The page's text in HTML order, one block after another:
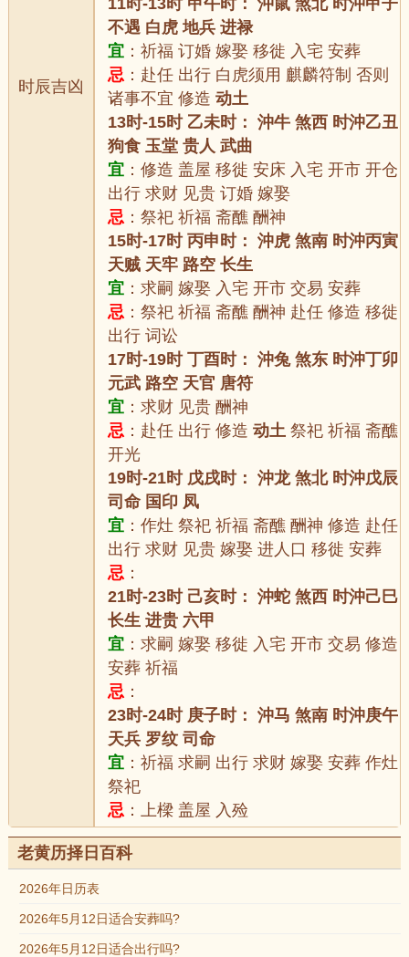
时辰吉凶
11时-13时 甲午时： 沖鼠 煞北 时沖甲子
不遇 白虎 地兵 进禄
宜 ：祈福 订婚 嫁娶 移徙 入宅 安葬
忌 ：赴任 出行 白虎须用 麒麟符制 否则
诸事不宜 修造动土
13时-15时 乙未时： 沖牛 煞西 时沖乙丑
狗食 玉堂 贵人 武曲
宜 ：修造 盖屋 移徙 安床 入宅 开市 开仓
出行 求财 见贵 订婚 嫁娶
忌 ：祭祀 祈福 斋醮 酬神
15时-17时 丙申时： 沖虎 煞南 时沖丙寅
天贼 天牢 路空 长生
宜 ：求嗣 嫁娶 入宅 开市 交易 安葬
忌 ：祭祀 祈福 斋醮 酬神 赴任 修造 移徙
出行 词讼
17时-19时 丁酉时： 沖兔 煞东 时沖丁卯
元武 路空 天官 唐符
宜 ：求财 见贵 酬神
忌 ：赴任 出行 修造动土 祭祀 祈福 斋醮
开光
19时-21时 戊戌时： 沖龙 煞北 时沖戊辰
司命 国印 凤
宜 ：作灶 祭祀 祈福 斋醮 酬神 修造 赴任
出行 求财 见贵 嫁娶 进人口 移徙 安葬
忌 ：
21时-23时 己亥时： 沖蛇 煞西 时沖己巳
长生 进贵 六甲
宜 ：求嗣 嫁娶 移徙 入宅 开市 交易 修造
安葬 祈福
忌 ：
23时-24时 庚子时： 沖马 煞南 时沖庚午
天兵 罗纹 司命
宜 ：祈福 求嗣 出行 求财 嫁娶 安葬 作灶
祭祀
忌 ：上樑 盖屋 入殓
老黄历择日百科
2026年日历表
2026年5月12日适合安葬吗?
2026年5月12日适合出行吗?